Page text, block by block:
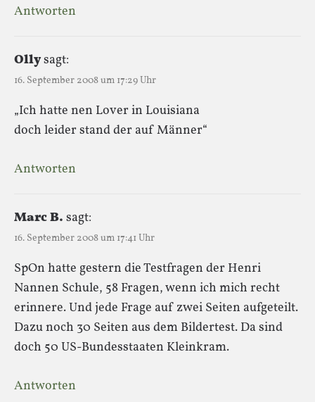
Antworten
Ollysagt:
16. September 2008 um 17:29 Uhr
„Ich hatte nen Lover in Louisiana
doch leider stand der auf Männer“
Antworten
Marc B. sagt:
16. September 2008 um 17:41 Uhr
SpOn hatte gestern die Testfragen der Henri
Nannen Schule, 58 Fragen, wenn ich mich recht
erinnere. Und jede Frage auf zwei Seiten aufgeteilt.
Dazu noch 30 Seiten aus dem Bildertest. Da sind
doch 50 US-Bundesstaaten Kleinkram.
Antworten